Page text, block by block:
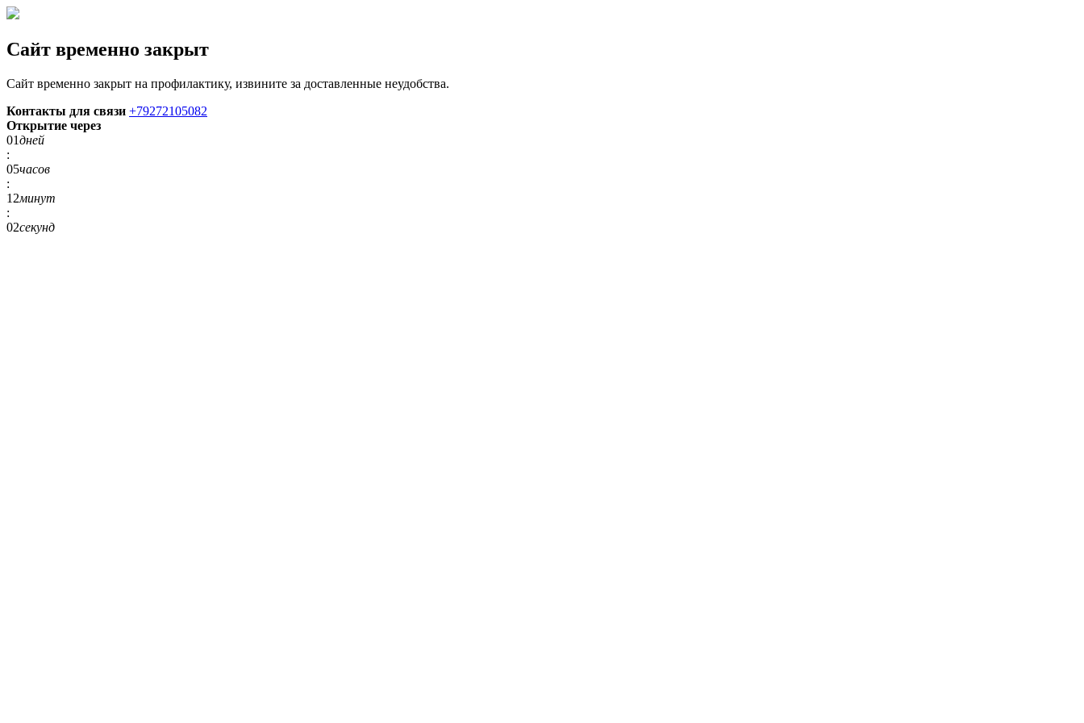
Сайт временно закрыт
Сайт временно закрыт на профилактику, извините за доставленные неудобства.
Контакты для связи +79272105082
Открытие через
01дней
:
05часов
:
12минут
:
01секунд